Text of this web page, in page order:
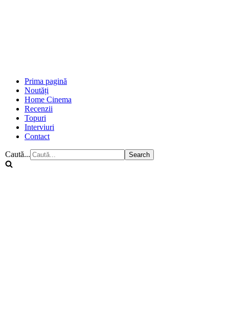
Prima pagină
Noutăți
Home Cinema
Recenzii
Topuri
Interviuri
Contact
Caută...